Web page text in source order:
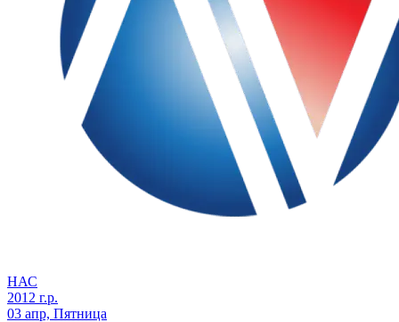
НАС
2012 г.р.
03 апр, Пятница